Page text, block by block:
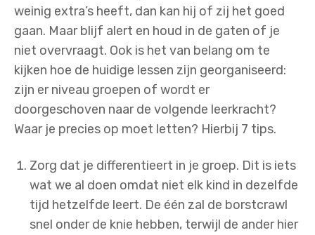
weinig extra’s heeft, dan kan hij of zij het goed
gaan. Maar blijf alert en houd in de gaten of je
niet overvraagt. Ook is het van belang om te
kijken hoe de huidige lessen zijn georganiseerd:
zijn er niveau groepen of wordt er
doorgeschoven naar de volgende leerkracht?
Waar je precies op moet letten? Hierbij 7 tips.
Zorg dat je differentieert in je groep. Dit is iets
wat we al doen omdat niet elk kind in dezelfde
tijd hetzelfde leert. De één zal de borstcrawl
snel onder de knie hebben, terwijl de ander hier